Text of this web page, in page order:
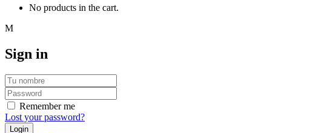
No products in the cart.
Sign in
Remember me
Lost your password?